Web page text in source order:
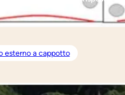
esterno a cappotto